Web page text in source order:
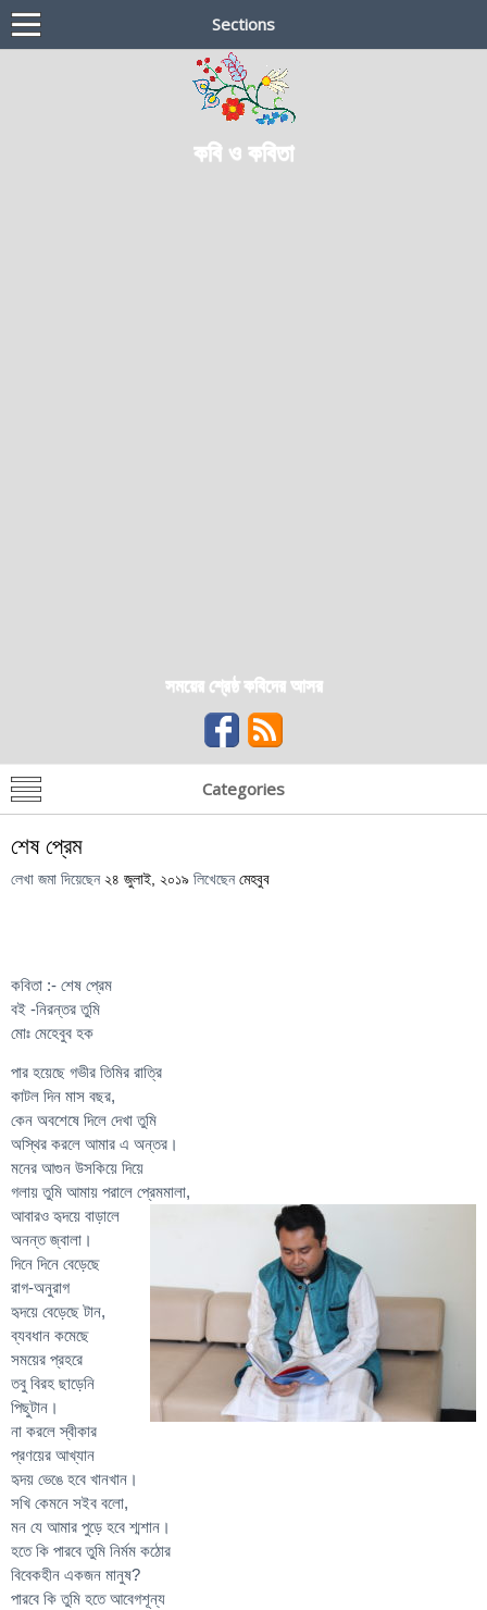
Sections
কবি ও কবিতা
সময়ের শ্রেষ্ঠ কবিদের আসর
Categories
শেষ প্রেম
লেখা জমা দিয়েছেন ২৪ জুলাই, ২০১৯ লিখেছেন মেহবুব
কবিতা :- শেষ প্রেম
বই -নিরন্তর তুমি
মোঃ মেহেবুব হক
পার হয়েছে গভীর তিমির রাত্রি
কাটল দিন মাস বছর,
কেন অবশেষে দিলে দেখা তুমি
অস্থির করলে আমার এ অন্তর।
মনের আগুন উসকিয়ে দিয়ে
গলায় তুমি আমায় পরালে প্রেমমালা,
আবারও হৃদয়ে বাড়ালে
অনন্ত জ্বালা।
দিনে দিনে বেড়েছে
রাগ-অনুরাগ
হৃদয়ে বেড়েছে টান,
ব্যবধান কমেছে
সময়ের প্রহরে
তবু বিরহ ছাড়েনি
পিছুটান।
না করলে স্বীকার
প্রণয়ের আখ্যান
হৃদয় ভেঙে হবে খানখান।
সখি কেমনে সইব বলো,
মন যে আমার পুড়ে হবে শ্মশান।
হতে কি পারবে তুমি নির্মম কঠোর
বিবেকহীন একজন মানুষ?
পারবে কি তুমি হতে আবেগশূন্য